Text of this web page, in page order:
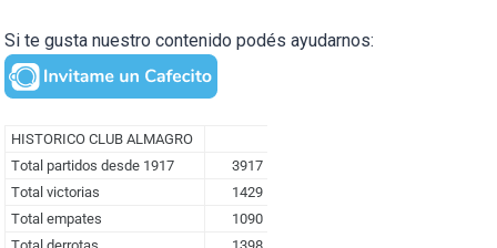
Si te gusta nuestro contenido podés ayudarnos: